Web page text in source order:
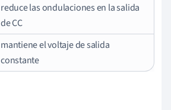
reduce las ondulaciones en la salida
de CC
mantiene el voltaje de salida
constante